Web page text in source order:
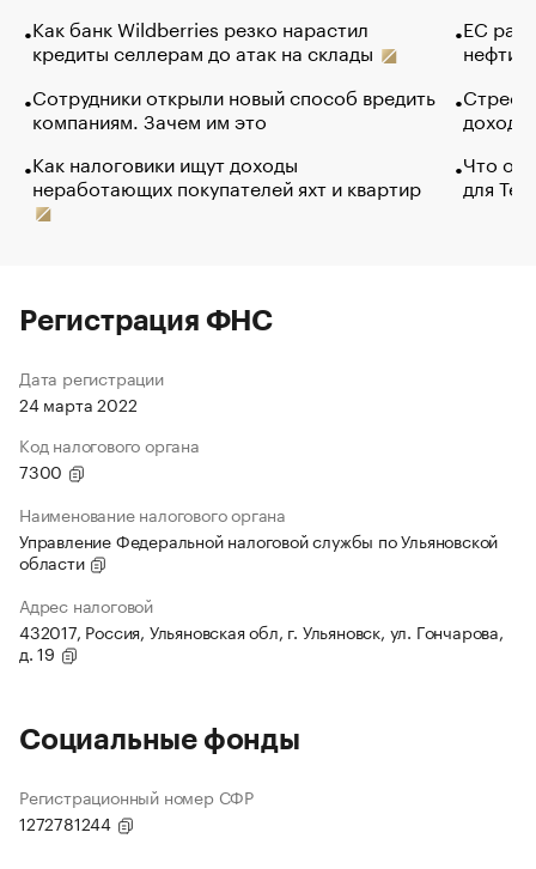
Как банк Wildberries резко нарастил
кредиты селлерам до атак на склады
Сотрудники открыли новый способ вредить
компаниям. Зачем им это
Как налоговики ищут доходы
неработающих покупателей яхт и квартир
ЕС
нефти
Что
для
Регистрация ФНС
Дата регистрации
24 марта 2022
Код налогового органа
7300
Наименование налогового органа
Управление Федеральной налоговой службы по Ульяновской
области
Адрес налоговой
432017, Россия, Ульяновская обл, г. Ульяновск, ул. Гончарова,
д. 19
Социальные фонды
Регистрационный номер СФР
1272781244